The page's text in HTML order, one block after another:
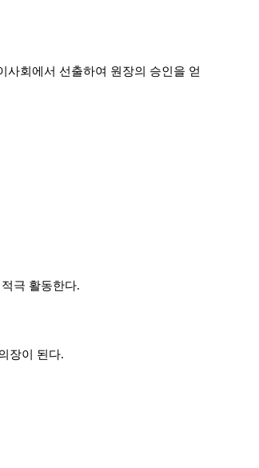
사회에서 선출하여 원장의 승인을 얻
극 활동한다.
장이 된다.